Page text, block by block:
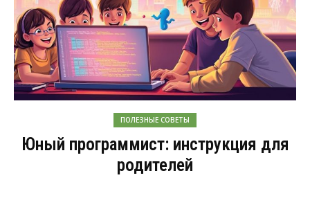
ПОЛЕЗНЫЕ СОВЕТЫ
Юный программист: инструкция для
родителей